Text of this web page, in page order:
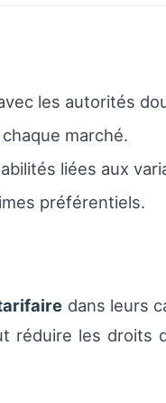
les autorités
marché.
liées aux
préférentiels.
dans leurs
réduire les droits